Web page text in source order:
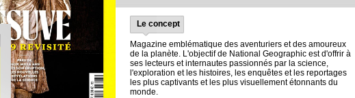
Le concept
Magazine emblématique des aventuriers et des amoureux
de la planète. L'objectif de National Geographic est d'offrir à
ses lecteurs et internautes passionnés par la science,
l'exploration et les histoires, les enquêtes et les reportages
les plus captivants et les plus visuellement étonnants du
monde.